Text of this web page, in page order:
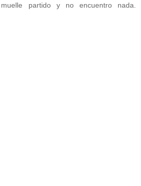
partido y no encuentro nada.